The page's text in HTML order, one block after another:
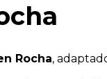
Rocha,